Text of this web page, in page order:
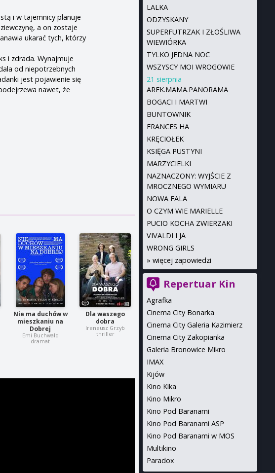
i w tajemnicy planuje
a on zostaje
ukarać tych, którzy
i zdrada. Wynajmuje
od niepotrzebnych
jest pojawienie się
nawet, że
Nie ma duchów w
mieszkaniu na
Dobrej
Emi Buchwald
dramat
Dla waszego
dobra
Ireneusz Grzyb
thriller
LALKA
ODZYSKANY
SUPERFUTRZAK I ZŁOŚLIWA
WIEWIÓRKA
TYLKO JEDNA NOC
WSZYSCY MOI WROGOWIE
21 sierpnia
AREK.MAMA.PANORAMA
BOGACI I MARTWI
BUNTOWNIK
FRANCES HA
KRĘCIOŁEK
KSIĘGA PUSTYNI
MARZYCIELKI
NAZNACZONY: WYJŚCIE Z
MROCZNEGO WYMIARU
NOWA FALA
O CZYM WIE MARIELLE
PUCIO KOCHA ZWIERZAKI
VIVALDI I JA
WRONG GIRLS
» więcej zapowiedzi
Repertuar Kin
Agrafka
Cinema City Bonarka
Cinema City Galeria Kazimierz
Cinema City Zakopianka
Galeria Bronowice Mikro
IMAX
Kijów
Kino Kika
Kino Mikro
Kino Pod Baranami
Kino Pod Baranami ASP
Kino Pod Baranami w MOS
Multikino
Paradox